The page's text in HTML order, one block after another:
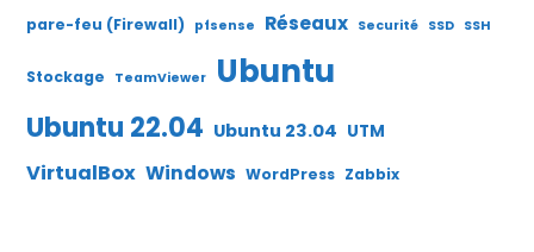
pare-feu (Firewall) pfsense Réseaux Securité SSD SSH
Stockage TeamViewer Ubuntu
Ubuntu 22.04 Ubuntu 23.04 UTM
VirtualBox Windows WordPress Zabbix